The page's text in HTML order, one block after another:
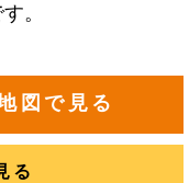
。
図で見る
る